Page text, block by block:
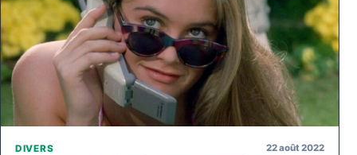
DIVERS 22 août 2022